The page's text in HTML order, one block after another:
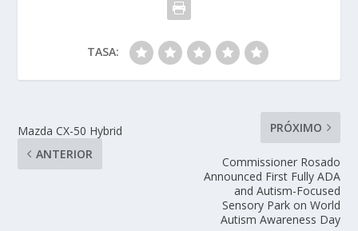
TASA:
Mazda CX-50 Hybrid
ANTERIOR
PRÓXIMO
Commissioner Rosado
Announced First Fully ADA
and Autism-Focused
Sensory Park on World
Autism Awareness Day